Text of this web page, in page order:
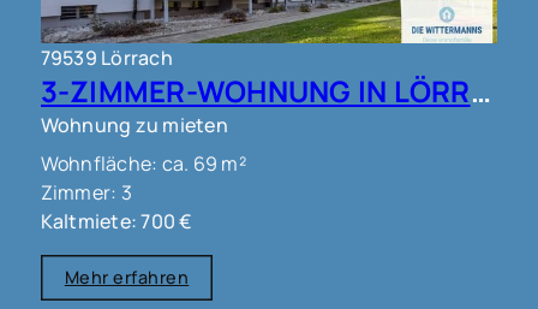
79539 Lörrach
3-ZIMMER-WOHNUNG IN LÖRRACH !!!
Wohnung zu mieten
Wohnfläche: ca. 69 m²
Zimmer: 3
Kaltmiete: 700 €
Mehr erfahren